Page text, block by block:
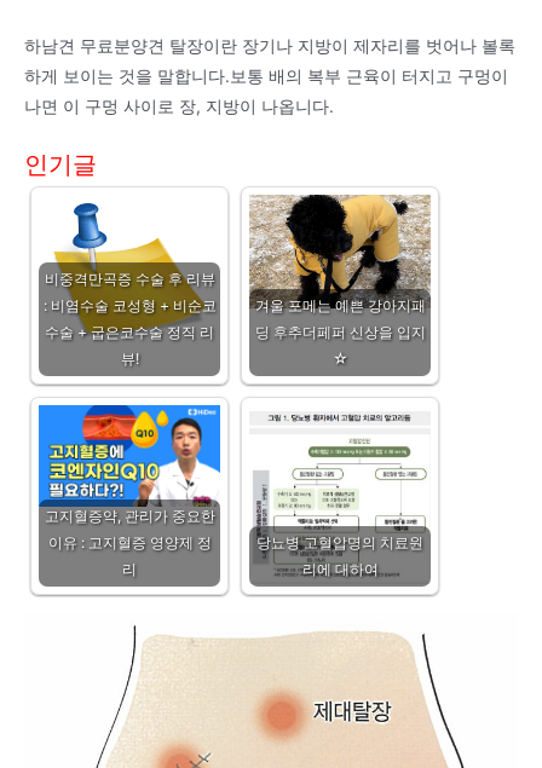
하남견 무료분양견 탈장이란 장기나 지방이 제자리를 벗어나 볼록
하게 보이는 것을 말합니다.보통 배의 복부 근육이 터지고 구멍이
나면 이 구멍 사이로 장, 지방이 나옵니다.
인기글
비중격만곡증 수술 후 리뷰
: 비염수술 코성형 + 비순코
수술 + 굽은코수술 정직 리
뷰!
겨울 포메는 예쁜 강아지패
딩 후추더페퍼 신상을 입지
☆
고지혈증약, 관리가 중요한
이유 : 고지혈증 영양제 정
리
당뇨병 고혈압명의 치료원
리에 대하여